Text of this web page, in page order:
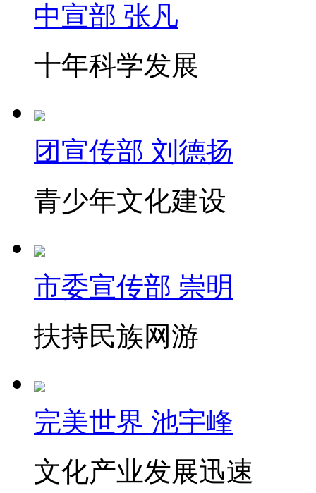
中宣部 张凡
十年科学发展
团宣传部 刘德扬
青少年文化建设
市委宣传部 崇明
扶持民族网游
完美世界 池宇峰
文化产业发展迅速